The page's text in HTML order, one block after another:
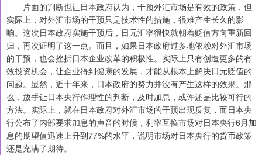
片面的判断也让日本政府认为，干预外汇市场是有效的政策，但
实际上，对外汇市场的干预只是技术性的措施，很难产生长久的影
响。这次日本政府实施干预后，日元汇率很快就朝着贬值方向重新回
归，再次证明了这一点。而且，如果日本政府过多地依赖对外汇市场
的干预，也会挫折日本企业改革的积极性。实际上只有创造更多的有
效投资机会，让企业得到健康的发展，才能从根本上解决日元贬值的
问题。显然，近十年来，日本政府的努力并没有产生这样的效果。那
么，放手让日本央行作理性的判断，及时加息，或许还是比较可行的
方法。实际上，就在日本政府对外汇市场的干预出现反复，而日本央
行公布了内部要求加息的声音的时候，利率互换市场对日本央行6月加
息的期望值迅速上升到77%的水平，说明市场对日本央行的货币政策
还是充满了期待。